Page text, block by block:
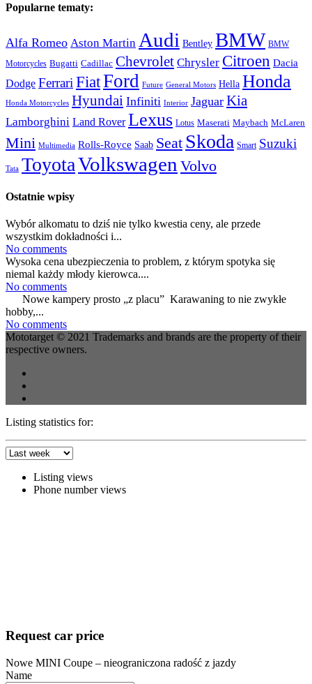
Popularne tematy:
Alfa Romeo Aston Martin Audi Bentley BMW BMW
Motorcycles Bugatti Cadillac Chevrolet Chrysler Citroen Dacia
Dodge Ferrari FiatFord Future General Motors Hella Honda
Honda Motorcycles Hyundai Infiniti Interior Jaguar Kia
Lamborghini Land Rover Lexus Lotus Maserati Maybach McLaren
Mini Multimedia Rolls-Royce Saab Seat Skoda Smart Suzuki
Tata ToyotaVolkswagen Volvo
Ostatnie wpisy
Wybór alkomatu to dziś nie tylko kwestia ceny, ale przede
wszystkim dokładności i...
No comments
Wysoka cena ubezpieczenia to problem, z którym spotyka się
niemal każdy młody kierowca....
No comments
Nowe kampery prosto „z placu” Karawaning to nie zwykłe
hobby,...
No comments
Mototarget © 2021 Trademarks and brands are the property of their
respective owners.
Listing statistics for:
Listing views
Phone number views
Request car price
Nowe MINI Coupe – nieograniczona radość z jazdy
Name